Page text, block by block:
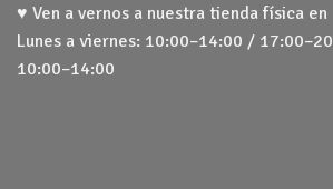
♥ Ven a vernos a nuestra tienda física en
Lunes a viernes: 10:00–14:00 /
10:00–14:00